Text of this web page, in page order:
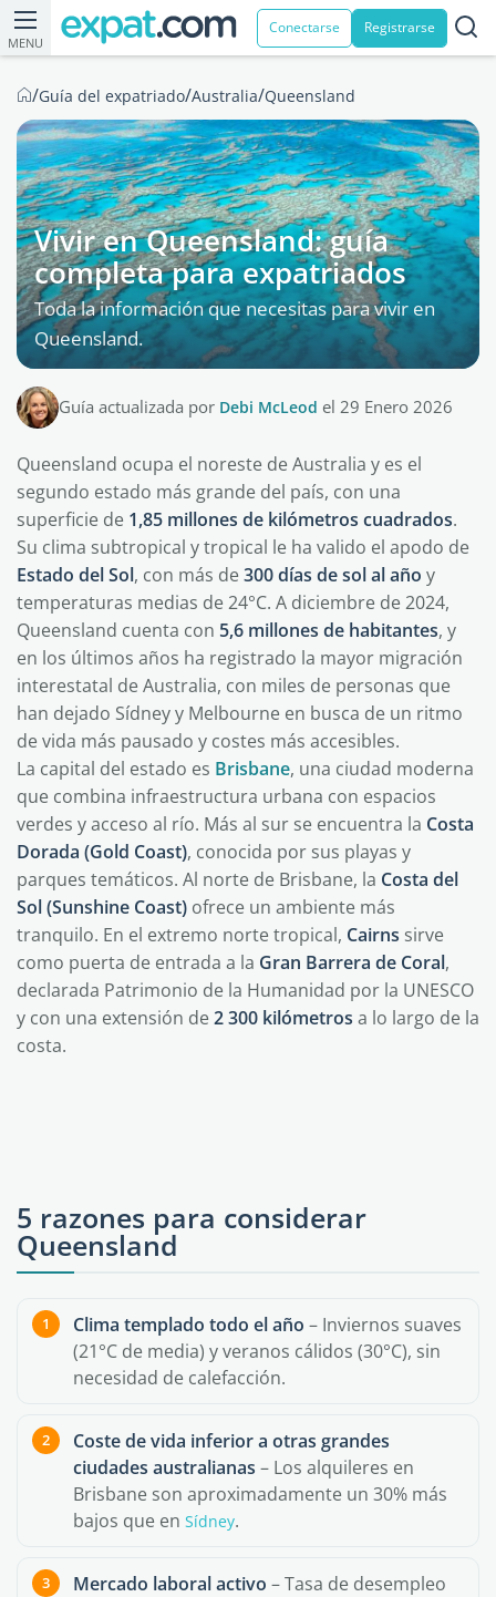
MENU
Conectarse Registrarse
/Guía del expatriado/Australia/Queensland
Vivir en Queensland: guía
completa para expatriados
Toda la información que necesitas para vivir en
Queensland.
Guía actualizada por Debi McLeod el 29 Enero 2026
Queensland ocupa el noreste de Australia y es el
segundo estado más grande del país, con una
superficie de 1,85 millones de kilómetros cuadrados.
Su clima subtropical y tropical le ha valido el apodo de
Estado del Sol, con más de300 días de sol al año y
temperaturas medias de 24°C. A diciembre de 2024,
Queensland cuenta con 5,6 millones de habitantes, y
en los últimos años ha registrado la mayor migración
interestatal de Australia, con miles de personas que
han dejado Sídney y Melbourne en busca de un ritmo
de vida más pausado y costes más accesibles.
La capital del estado es Brisbane, una ciudad moderna
que combina infraestructura urbana con espacios
verdes y acceso al río. Más al sur se encuentra la Costa
Dorada (Gold Coast), conocida por sus playas y
parques temáticos. Al norte de Brisbane, la Costa del
Sol (Sunshine Coast) ofrece un ambiente más
tranquilo. En el extremo norte tropical, Cairns sirve
como puerta de entrada a la Gran Barrera de Coral,
declarada Patrimonio de la Humanidad por la UNESCO
y con una extensión de2 300 kilómetros a lo largo de la
costa.
5 razones para considerar
Queensland
Clima templado todo el año – Inviernos suaves
(21°C de media) y veranos cálidos (30°C), sin
necesidad de calefacción.
Coste de vida inferior a otras grandes
ciudades australianas – Los alquileres en
Brisbane son aproximadamente un 30% más
bajos que en Sídney.
Mercado laboral activo – Tasa de desempleo